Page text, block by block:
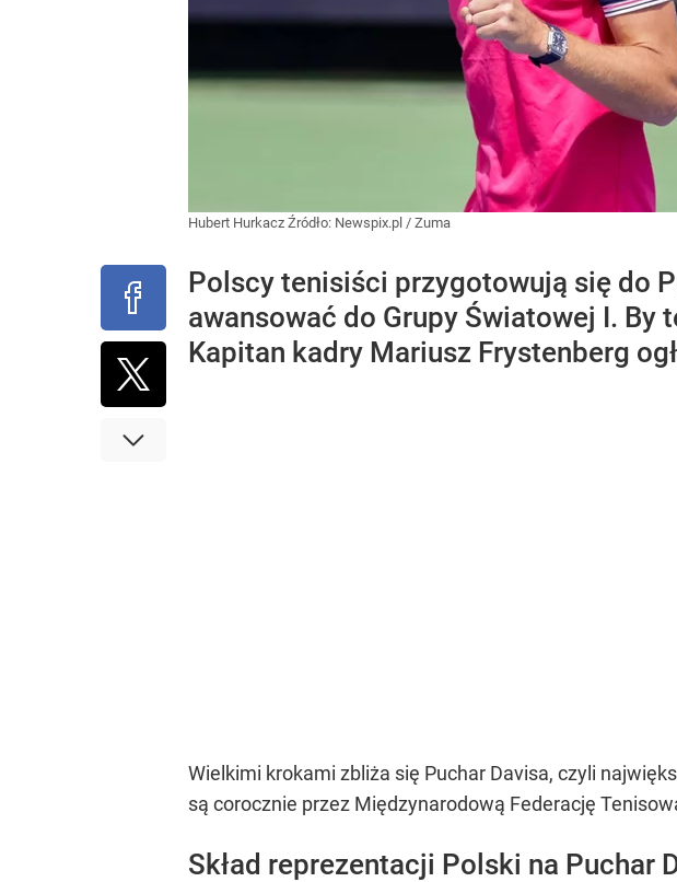
Hubert Hurkacz Źródło: Newspix.pl / Zuma
Polscy tenisiści przygotowują się do
awansować do Grupy Światowej I. By
Kapitan kadry Mariusz Frystenberg
Wielkimi krokami zbliża się Puchar Davisa, czyli
są corocznie przez Międzynarodową Federację
Skład reprezentacji Polski na Puchar